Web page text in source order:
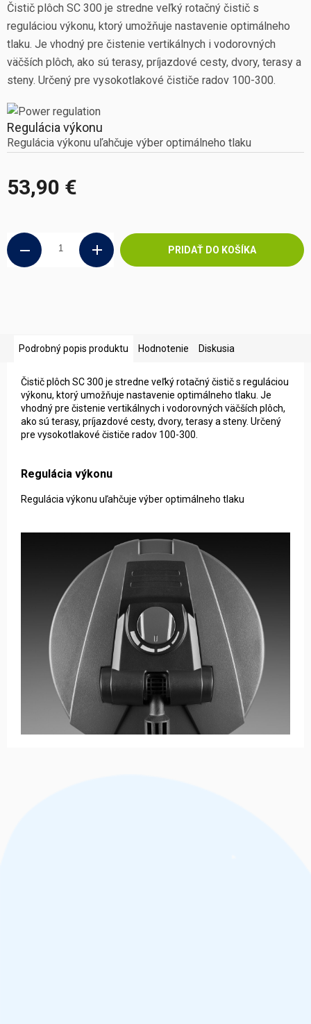
53,90 €
PRIDAŤ DO KOŠÍKA
Čistič plôch SC 300 je stredne veľký rotačný čistič s
reguláciou výkonu, ktorý umožňuje nastavenie optimálneho
tlaku. Je vhodný pre čistenie vertikálnych i vodorovných
väčších plôch, ako sú terasy, príjazdové cesty, dvory, terasy a
steny. Určený pre vysokotlakové čističe radov 100-300.
Regulácia výkonu
Regulácia výkonu uľahčuje výber optimálneho tlaku
Podrobný popis produktu Hodnotenie Diskusia
Čistič plôch SC 300 je stredne veľký rotačný čistič s reguláciou
výkonu, ktorý umožňuje nastavenie optimálneho tlaku. Je
vhodný pre čistenie vertikálnych i vodorovných väčších plôch,
ako sú terasy, príjazdové cesty, dvory, terasy a steny. Určený
pre vysokotlakové čističe radov 100-300.
Regulácia výkonu
Regulácia výkonu uľahčuje výber optimálneho tlaku